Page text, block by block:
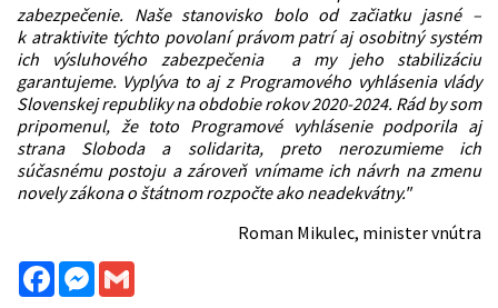
zabezpečenie. Naše stanovisko bolo od začiatku jasné –
k atraktivite týchto povolaní právom patrí aj osobitný systém
ich výsluhového zabezpečenia a my jeho stabilizáciu
garantujeme. Vyplýva to aj z Programového vyhlásenia vlády
Slovenskej republiky na obdobie rokov 2020-2024. Rád by som
pripomenul, že toto Programové vyhlásenie podporila aj
strana Sloboda a solidarita, preto nerozumieme ich
súčasnému postoju a zároveň vnímame ich návrh na zmenu
novely zákona o štátnom rozpočte ako neadekvátny."
Roman Mikulec, minister vnútra
FacebookMessenger